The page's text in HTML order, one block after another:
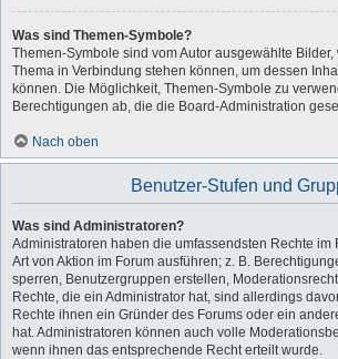
Was sind Themen-Symbole?
Themen-Symbole sind vom Autor ausgewählte
Thema in Verbindung stehen können, um dessen
können. Die Möglichkeit, Themen-Symbole zu
Berechtigungen ab, die die Board-Administration
Nach oben
Benutzer-Stufen und
Was sind Administratoren?
Administratoren haben die umfassendsten Rechte im
Art von Aktion im Forum ausführen; z. B.
sperren, Benutzergruppen erstellen,
Rechte, die ein Administrator hat, sind allerdings
Rechte ihnen ein Gründer des Forums oder ein
hat. Administratoren können auch volle
wenn ihnen das entsprechende Recht erteilt wurde.